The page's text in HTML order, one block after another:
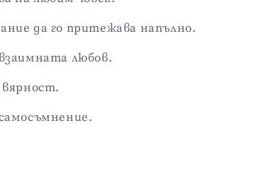
да го притежава напълно.
любов.